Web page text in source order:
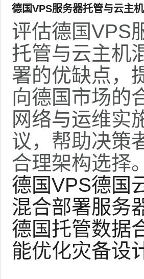
德国VPS服务器托管与云主
优缺点与实施建议
评估德国VPS
托管与云主机
署的优缺点，
向德国市场的
网络与运维实
议，帮助决策
合理架构选择。
德国VPS德国
混合部署服务
德国托管数据
能优化灾备设